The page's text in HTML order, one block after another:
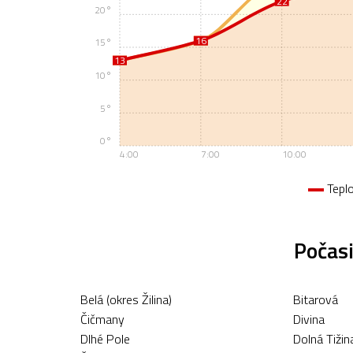
13
16
13
16
4:00 7:00 10:00
0°
5°
10°
15°
20°
Belá (okres Žilina) Bitarová
Čičmany
Divina
Dlhé Pole
Dolná